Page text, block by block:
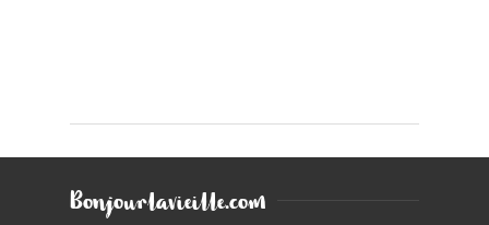
Bonjourlavieille.com